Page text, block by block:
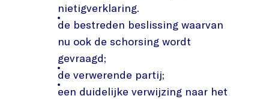
nietigverklaring.
de bestreden beslissing waarvan
nu ook de schorsing wordt
gevraagd;
de verwerende partij;
een duidelijke verwijzing naar het